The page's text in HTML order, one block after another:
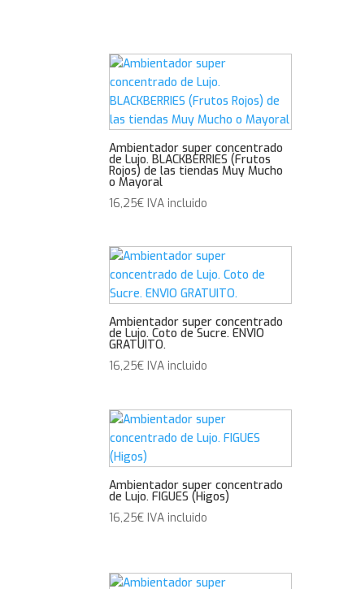
Ambientador super concentrado
de Lujo. BLACKBERRIES (Frutos
Rojos) de las tiendas Muy Mucho
o Mayoral
16,25€ IVA incluido
Ambientador super concentrado
de Lujo. Coto de Sucre. ENVIO
GRATUITO.
16,25€ IVA incluido
Ambientador super concentrado
de Lujo. FIGUES (Higos)
16,25€ IVA incluido